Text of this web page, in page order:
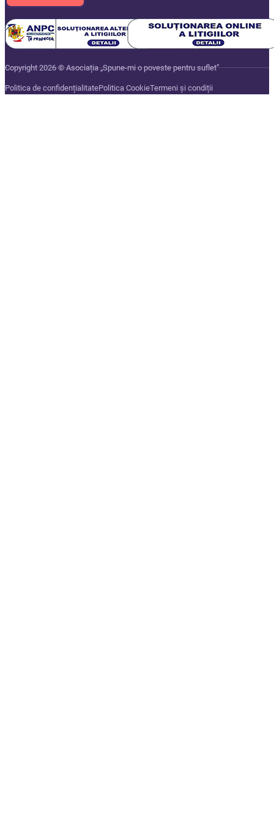
Copyright 2026 © Asociația „Spune-mi o poveste pentru suflet”
Politica de confidențialitatePolitica CookieTermeni și condiții